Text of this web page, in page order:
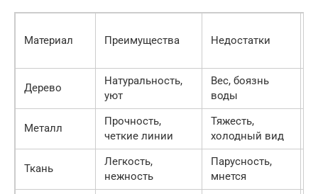
Материал Преимущества Недостатки
Дерево
Натуральность,
уют
Вес, боязнь
воды
Металл
Прочность,
четкие линии
Тяжесть,
холодный вид
Ткань
Легкость,
нежность
Парусность,
мнется